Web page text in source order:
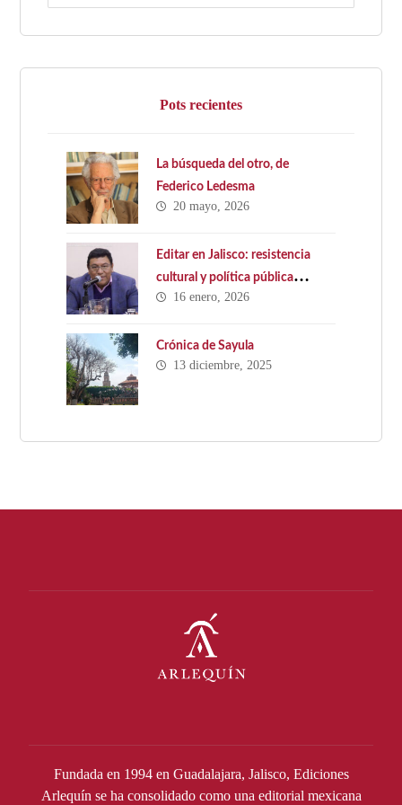
Pots recientes
La búsqueda del otro, de
Federico Ledesma
20 mayo, 2026
Editar en Jalisco: resistencia
cultural y política pública
ausente. Hacia una Ley Estatal
16 enero, 2026
Crónica de Sayula
13 diciembre, 2025
Fundada en 1994 en Guadalajara, Jalisco, Ediciones
Arlequín se ha consolidado como una editorial mexicana